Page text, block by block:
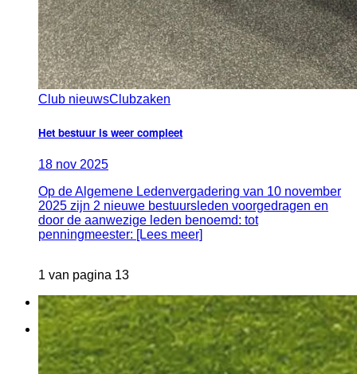
Club nieuwsClubzaken
Het bestuur is weer compleet
18 nov 2025
Op de Algemene Ledenvergadering van 10 november
2025 zijn 2 nieuwe bestuursleden voorgedragen en
door de aanwezige leden benoemd: tot
penningmeester: [Lees meer]
1 van pagina 13